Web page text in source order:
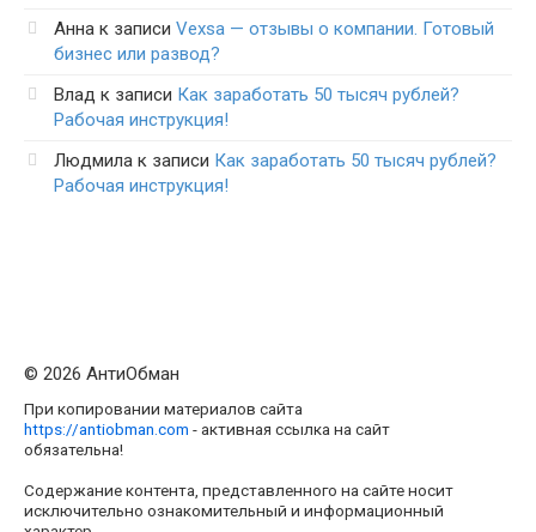
Анна к записи Vexsa — отзывы о компании. Готовый
бизнес или развод?
Влад к записи Как заработать 50 тысяч рублей?
Рабочая инструкция!
Людмила к записи Как заработать 50 тысяч рублей?
Рабочая инструкция!
© 2026 АнтиОбман
При копировании материалов сайта
https://antiobman.com - активная ссылка на сайт
обязательна!
Содержание контента, представленного на сайте носит
исключительно ознакомительный и информационный